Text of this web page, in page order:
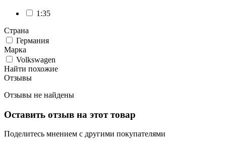
1:35
Страна
Германия
Марка
Volkswagen
Найти похожие
Отзывы
Отзывы не найдены
Оставить отзыв на этот товар
Поделитесь мнением с другими покупателями